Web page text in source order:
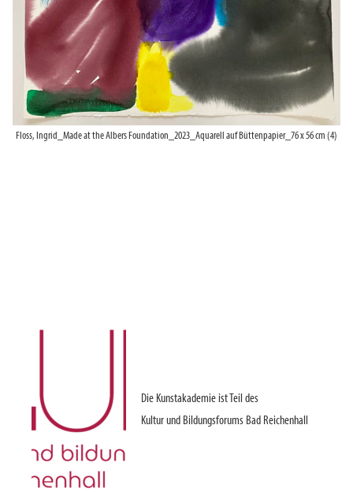
Floss, Ingrid_Made at the Albers Foundation_2023_Aquarell auf Büttenpapier_76 x 56 cm (4)
Die Kunstakademie ist Teil des
Kultur und Bildungsforums Bad Reichenhall